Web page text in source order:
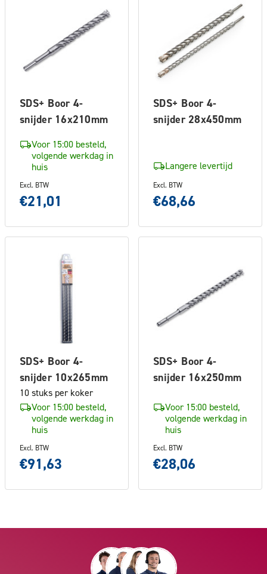
SDS+ Boor 4-
snijder 16x210mm
Voor 15:00 besteld,
volgende werkdag in
huis
Excl. BTW
€21,01
SDS+ Boor 4-
snijder 28x450mm
Langere levertijd
Excl. BTW
€68,66
SDS+ Boor 4-
snijder 10x265mm
10 stuks per koker
Voor 15:00 besteld,
volgende werkdag in
huis
Excl. BTW
€91,63
SDS+ Boor 4-
snijder 16x250mm
Voor 15:00 besteld,
volgende werkdag in
huis
Excl. BTW
€28,06